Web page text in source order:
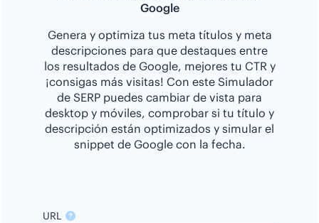
Google
Genera y optimiza tus meta títulos y meta
descripciones para que destaques entre
los resultados de Google, mejores tu CTR y
¡consigas más visitas! Con este Simulador
de SERP puedes cambiar de vista para
desktop y móviles, comprobar si tu título y
descripción están optimizados y simular el
snippet de Google con la fecha.
URL